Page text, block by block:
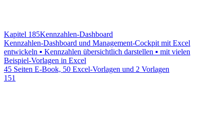
Kapitel 185Kennzahlen-Dashboard
Kennzahlen-Dashboard und Management-Cockpit mit Excel
entwickeln ▪ Kennzahlen übersichtlich darstellen ▪ mit vielen
Beispiel-Vorlagen in Excel
45 Seiten E-Book, 50 Excel-Vorlagen und 2 Vorlagen
151